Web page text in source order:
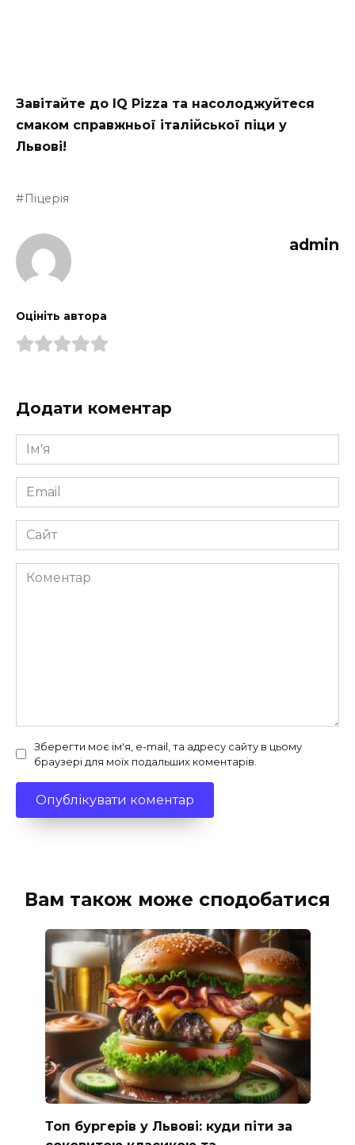
Завітайте до IQ Pizza та насолоджуйтеся
смаком справжньої італійської піци у
Львові!
Піцерія
admin
Оцініть автора
Додати коментар
Ім'я
*
Email
*
Сайт
Коментар
Зберегти моє ім'я, e-mail, та адресу сайту в цьому
браузері для моїх подальших коментарів.
Вам також може сподобатися
Топ бургерів у Львові: куди піти за